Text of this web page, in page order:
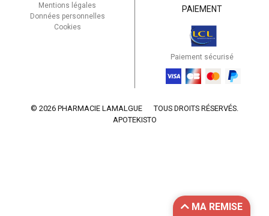
Mentions légales
Données personnelles
Cookies
PAIEMENT
Paiement sécurisé
© 2026 PHARMACIE LAMALGUE
TOUS DROITS RÉSERVÉS.
APOTEKISTO
MA REMISE